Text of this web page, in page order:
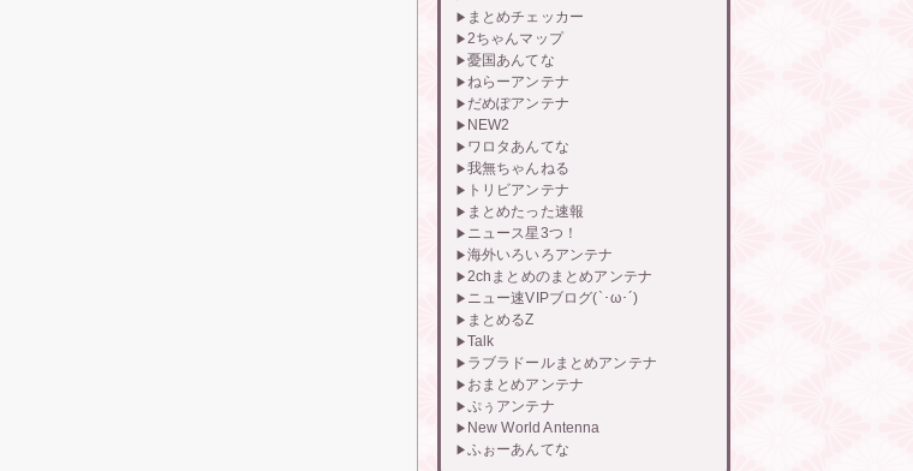
まとめチェッカー
2ちゃんマップ
憂国あんてな
ねらーアンテナ
だめぽアンテナ
NEW2
ワロタあんてな
我無ちゃんねる
トリビアンテナ
まとめたった速報
ニュース星3つ！
海外いろいろアンテナ
2chまとめのまとめアンテナ
ニュー速VIPブログ(`･ω･´)
まとめるZ
Talk
ラブラドールまとめアンテナ
おまとめアンテナ
ぷぅアンテナ
New World Antenna
ふぉーあんてな